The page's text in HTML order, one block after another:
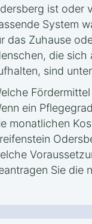
ist oder
System
das Zuhause
die sich
sind
ein
monatlichen
Sie die